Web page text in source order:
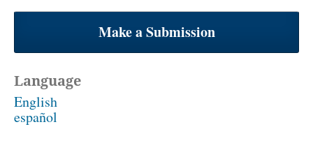
Make a Submission
Language
English
español